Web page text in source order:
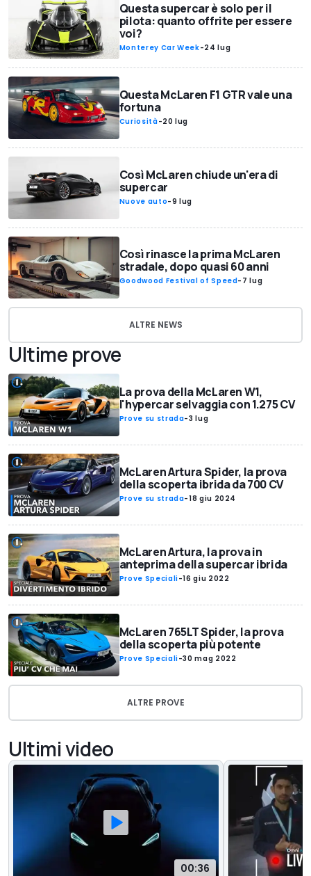
Questa supercar è solo per il
pilota: quanto offrite per essere
voi?
Monterey Car Week-24 lug
Questa McLaren F1 GTR vale una
fortuna
Curiosità-20 lug
Così McLaren chiude un'era di
supercar
Nuove auto-9 lug
Così rinasce la prima McLaren
stradale, dopo quasi 60 anni
Goodwood Festival of Speed- 7 lug
ALTRE NEWS
Ultime prove
La prova della McLaren W1,
l'hypercar selvaggia con 1.275 CV
Prove su strada-3 lug
McLaren Artura Spider, la prova
della scoperta ibrida da 700 CV
Prove su strada-18 giu 2024
McLaren Artura, la prova in
anteprima della supercar ibrida
Prove Speciali-16 giu 2022
McLaren 765LT Spider, la prova
della scoperta più potente
Prove Speciali-30 mag 2022
ALTRE PROVE
Ultimi video
00:36